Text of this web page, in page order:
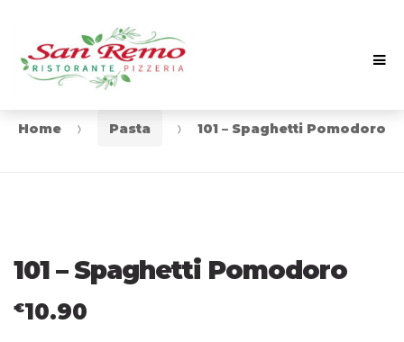
Skip
navigation
Skip
content
Home Pasta 101 – Spaghetti Pomodoro
101 – Spaghetti Pomodoro
€10.90